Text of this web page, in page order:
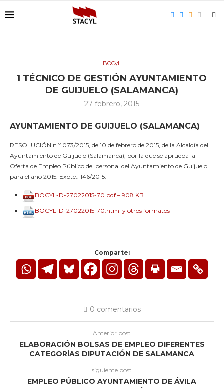
BOCyL
1 TÉCNICO DE GESTIÓN AYUNTAMIENTO
DE GUIJUELO (SALAMANCA)
27 febrero, 2015
AYUNTAMIENTO DE GUIJUELO (SALAMANCA)
RESOLUCIÓN n.º 073/2015, de 10 de febrero de 2015, de la Alcaldía del
Ayuntamiento de Guijuelo (Salamanca), por la que se aprueba la
Oferta de Empleo Público del personal del Ayuntamiento de Guijuelo
para el año 2015. Expte.: 146/2015.
BOCYL-D-27022015-70.pdf – 908 KB
BOCYL-D-27022015-70.html y otros formatos
Comparte:
0 comentarios
Anterior post
ELABORACIÓN BOLSAS DE EMPLEO DIFERENTES
CATEGORÍAS DIPUTACIÓN DE SALAMANCA
siguiente post
EMPLEO PÚBLICO AYUNTAMIENTO DE ÁVILA